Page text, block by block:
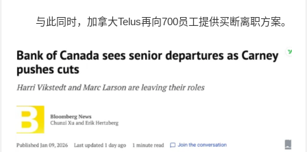
与此同时，加拿大Telus再向700员工提供买断离职方案。